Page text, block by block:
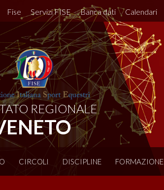
Fise Servizi FISE Banca dati Calendari
REGIONALE
CIRCOLI DISCIPLINE FORMAZIONE